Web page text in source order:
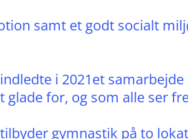
samt et godt socialt
i 2021et
glade for, og som alle ser
gymnastik på to